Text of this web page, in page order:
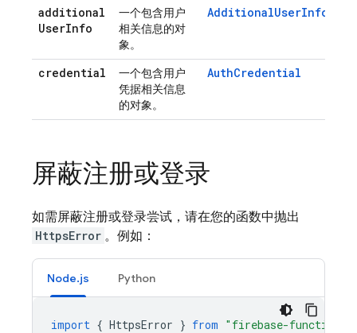
additional
UserInfo
一个包含用户
相关信息的对
象。
AdditionalUserInfo
credential
一个包含用户
凭据相关信息
的对象。
AuthCredential
屏蔽注册或登录
如需屏蔽注册或登录尝试，请在您的函数中抛出
HttpsError 。例如：
Node.js Python
import { HttpsError } from "firebase-